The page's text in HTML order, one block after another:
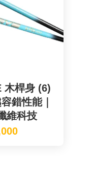
木桿身 (6)
錯性能｜
維科技